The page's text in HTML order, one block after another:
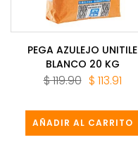
PEGA AZULEJO UNITILE
BLANCO 20 KG
$ 119.90 $ 113.91
AÑADIR AL CARRITO